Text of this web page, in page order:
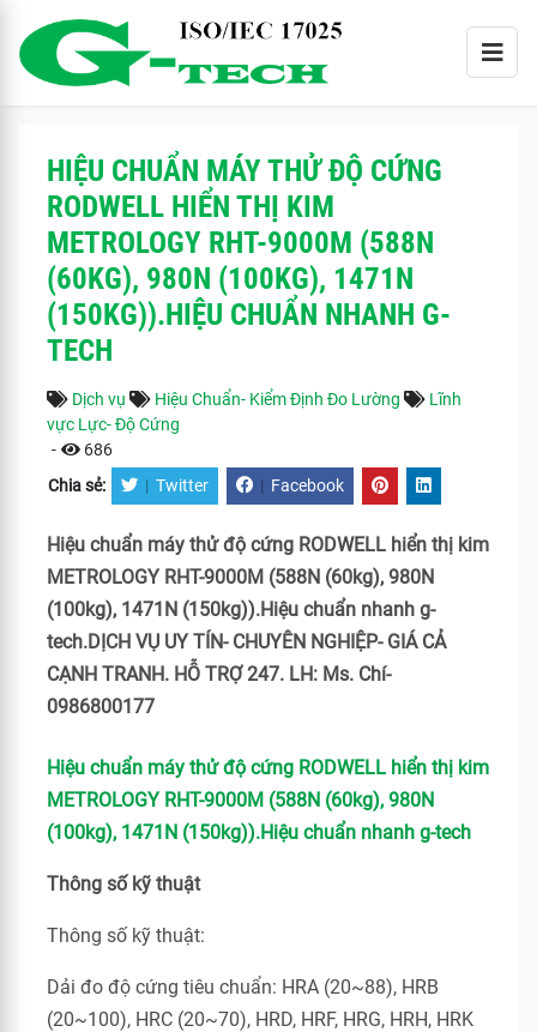
HIỆU CHUẨN MÁY THỬ ĐỘ CỨNG
RODWELL HIỂN THỊ KIM
METROLOGY RHT-9000M (588N
(60KG), 980N (100KG), 1471N
(150KG)).HIỆU CHUẨN NHANH G-
TECH
Dịch vụ Hiệu Chuẩn- Kiểm Định Đo Lường
Lĩnh
vực Lực- Độ Cứng
-
686
Chia sẻ: | Twitter | Facebook
Hiệu chuẩn máy thử độ cứng RODWELL hiển thị kim
METROLOGY RHT-9000M (588N (60kg), 980N
(100kg), 1471N (150kg)).Hiệu chuẩn nhanh g-
tech.DỊCH VỤ UY TÍN- CHUYÊN NGHIỆP- GIÁ CẢ
CẠNH TRANH. HỖ TRỢ 247. LH: Ms. Chí-
0986800177
Hiệu chuẩn máy thử độ cứng RODWELL hiển thị kim
METROLOGY RHT-9000M (588N (60kg), 980N
(100kg), 1471N (150kg)).Hiệu chuẩn nhanh g-tech
Thông số kỹ thuật
Thông số kỹ thuật:
Dải đo độ cứng tiêu chuẩn: HRA (20~88), HRB
(20~100), HRC (20~70), HRD, HRF, HRG, HRH, HRK